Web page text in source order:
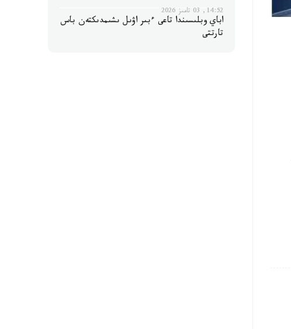
14:52, 03 تامىز 2026
اباي وبلىسىندا تاعى ءبىر اۋىل ىشىمدىكتەن باس
تارتتى